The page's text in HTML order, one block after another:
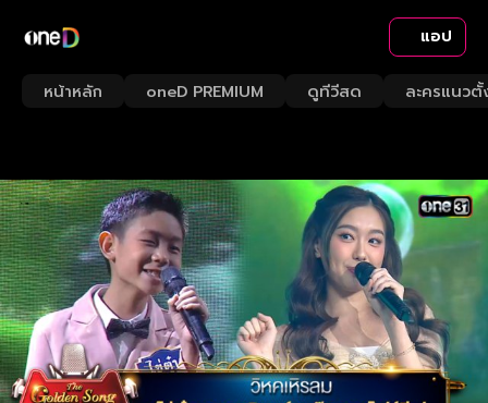
แอป
หน้าหลัก oneD PREMIUM ดูทีวีสด ละครแนวตั้